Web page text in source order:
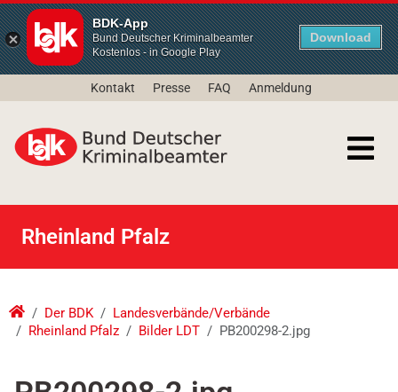
BDK-App
Bund Deutscher Kriminalbeamter
Kostenlos - in Google Play
Download
Kontakt Presse FAQ Anmeldung
Rheinland Pfalz
Der BDK
Landesverbände/Verbände
Rheinland Pfalz
Bilder LDT PB200298-2.jpg